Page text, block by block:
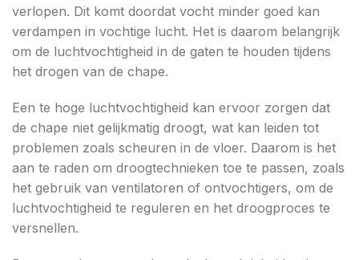
verlopen. Dit komt doordat vocht minder goed kan
verdampen in vochtige lucht. Het is daarom belangrijk
om de luchtvochtigheid in de gaten te houden tijdens
het drogen van de chape.
Een te hoge luchtvochtigheid kan ervoor zorgen dat
de chape niet gelijkmatig droogt, wat kan leiden tot
problemen zoals scheuren in de vloer. Daarom is het
aan te raden om droogtechnieken toe te passen, zoals
het gebruik van ventilatoren of ontvochtigers, om de
luchtvochtigheid te reguleren en het droogproces te
versnellen.